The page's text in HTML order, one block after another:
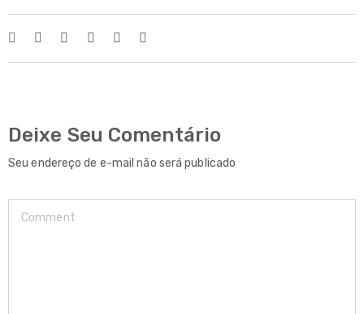
Deixe Seu Comentário
Seu endereço de e-mail não será publicado